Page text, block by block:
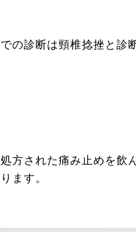
の診断は頸椎捻挫と診
方された痛み止めを飲
ます。